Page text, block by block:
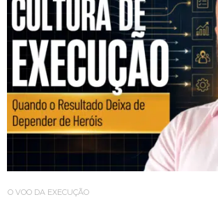
O VOO DA EXECUÇÃO